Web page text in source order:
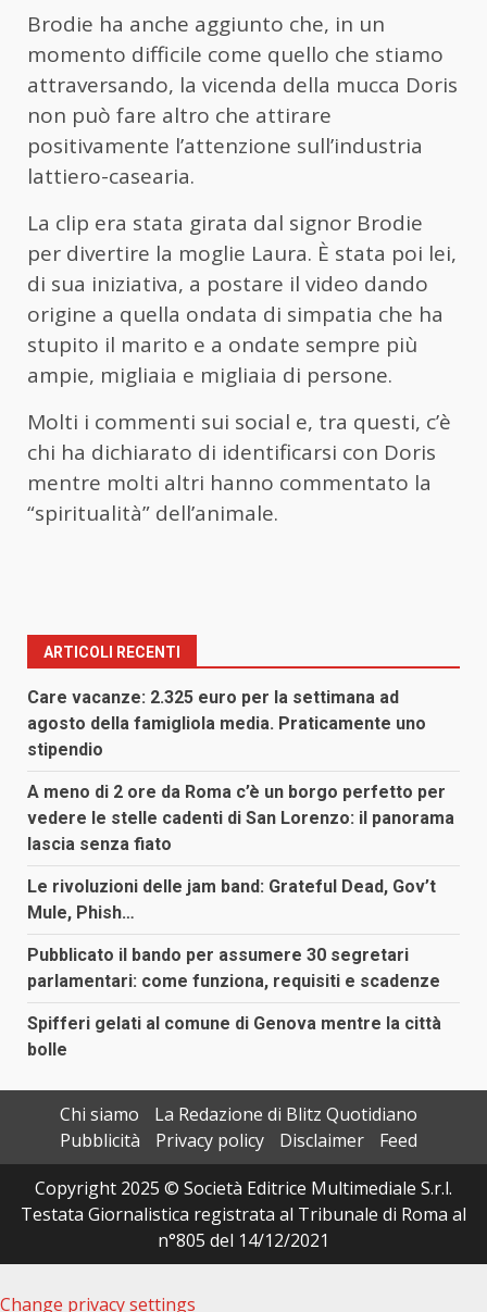
Brodie ha anche aggiunto che, in un
momento difficile come quello che stiamo
attraversando, la vicenda della mucca Doris
non può fare altro che attirare
positivamente l’attenzione sull’industria
lattiero-casearia.
La clip era stata girata dal signor Brodie
per divertire la moglie Laura. È stata poi lei,
di sua iniziativa, a postare il video dando
origine a quella ondata di simpatia che ha
stupito il marito e a ondate sempre più
ampie, migliaia e migliaia di persone.
Molti i commenti sui social e, tra questi, c’è
chi ha dichiarato di identificarsi con Doris
mentre molti altri hanno commentato la
“spiritualità” dell’animale.
ARTICOLI RECENTI
Care vacanze: 2.325 euro per la settimana ad
agosto della famigliola media. Praticamente uno
stipendio
A meno di 2 ore da Roma c’è un borgo perfetto per
vedere le stelle cadenti di San Lorenzo: il panorama
lascia senza fiato
Le rivoluzioni delle jam band: Grateful Dead, Gov’t
Mule, Phish…
Pubblicato il bando per assumere 30 segretari
parlamentari: come funziona, requisiti e scadenze
Spifferi gelati al comune di Genova mentre la città
bolle
Chi siamo
La Redazione di Blitz Quotidiano
Pubblicità
Privacy policy Disclaimer
Feed
Copyright 2025 © Società Editrice Multimediale S.r.l.
Testata Giornalistica registrata al Tribunale di Roma al
n°805 del 14/12/2021
Change privacy settings